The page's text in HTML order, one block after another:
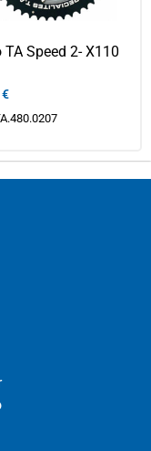
TA Speed 2- X110
€